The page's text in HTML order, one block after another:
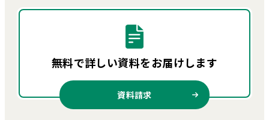
無料で詳しい資料をお届けします
資料請求